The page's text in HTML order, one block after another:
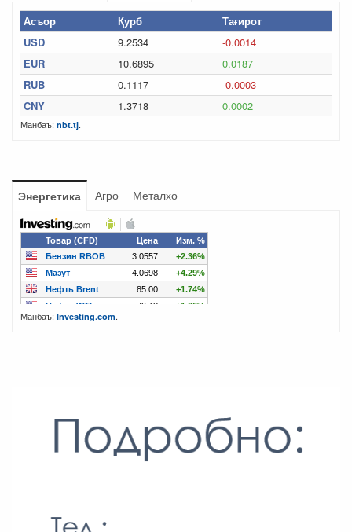
Асъор Қурб
Тағирот
USD
9.2534
-0.0014
EUR
10.6895
0.0187
RUB
0.1117
-0.0003
CNY
1.3718 0.0002
Манбаъ: nbt.tj.
Энергетика Агро Металхо
Манбаъ: Investing.com.